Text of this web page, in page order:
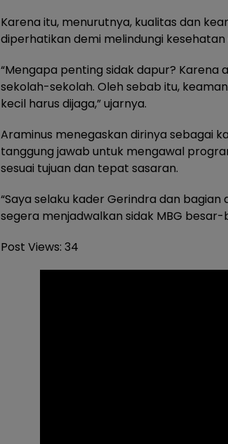
Karena itu, menurutnya, kualitas dan
diperhatikan demi melindungi
“Mengapa penting sidak dapur?
sekolah-sekolah. Oleh sebab itu,
kecil harus dijaga,” ujarnya.
Araminus menegaskan dirinya sebagai
tanggung jawab untuk mengawal
sesuai tujuan dan tepat sasaran.
“Saya selaku kader Gerindra dan
segera menjadwalkan sidak MBG
Post Views: 34